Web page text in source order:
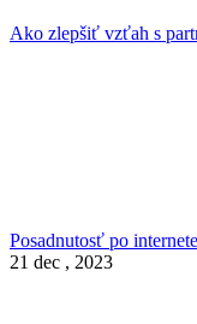
Ako zlepšiť vzťah s
Posadnutosť po
21 dec , 2023